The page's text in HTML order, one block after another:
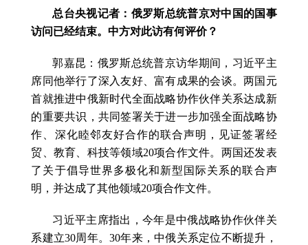
总台央视记者：俄罗斯总统普京对中国的国事
访问已经结束。中方对此访有何评价？
郭嘉昆：俄罗斯总统普京访华期间，习近平主
席同他举行了深入友好、富有成果的会谈。两国元
首就推进中俄新时代全面战略协作伙伴关系达成新
的重要共识，共同签署关于进一步加强全面战略协
作、深化睦邻友好合作的联合声明，见证签署经
贸、教育、科技等领域20项合作文件。两国还发表
了关于倡导世界多极化和新型国际关系的联合声
明，并达成了其他领域20项合作文件。
习近平主席指出，今年是中俄战略协作伙伴关
系建立30周年。30年来，中俄关系定位不断提升，